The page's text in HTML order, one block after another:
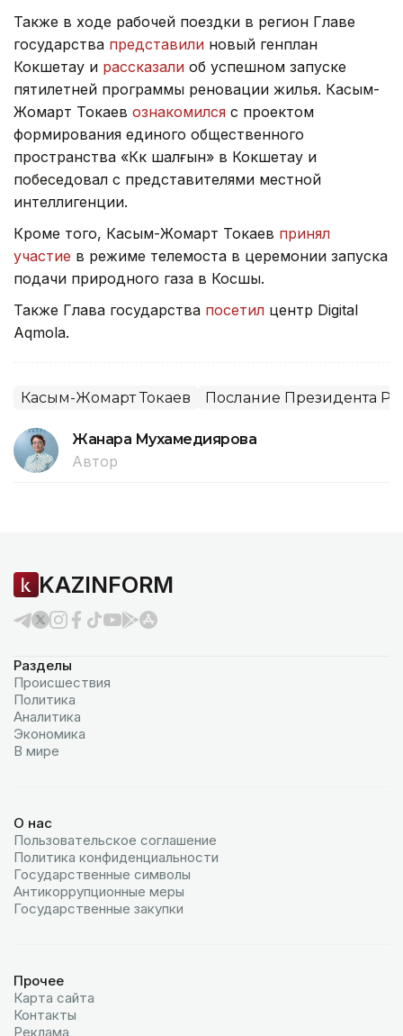
Также в ходе рабочей поездки в регион Главе
государства представили новый генплан
Кокшетау и рассказали об успешном запуске
пятилетней программы реновации жилья. Касым-
Жомарт Токаев ознакомился с проектом
формирования единого общественного
пространства «Көк шалғын» в Кокшетау и
побеседовал с представителями местной
интеллигенции.
Кроме того, Касым-Жомарт Токаев принял
участие в режиме телемоста в церемонии запуска
подачи природного газа в Косшы.
Также Глава государства посетил центр Digital
Aqmola.
Касым-Жомарт Токаев Послание Президента РК
Жанара Мухамедиярова
Автор
KAZINFORM
Разделы
Происшествия
Политика
Аналитика
Экономика
В мире
О нас
Пользовательское соглашение
Политика конфиденциальности
Государственные символы
Антикоррупционные меры
Государственные закупки
Прочее
Карта сайта
Контакты
Реклама